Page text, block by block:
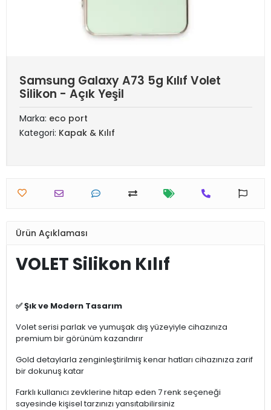
Samsung Galaxy A73 5g Kılıf Volet
Silikon - Açık Yeşil
Marka: eco port
Kategori: Kapak & Kılıf
Ürün Açıklaması
VOLET Silikon Kılıf
✅ Şık ve Modern Tasarım
Volet serisi parlak ve yumuşak dış yüzeyiyle cihazınıza
premium bir görünüm kazandırır
Gold detaylarla zenginleştirilmiş kenar hatları cihazınıza zarif
bir dokunuş katar
Farklı kullanıcı zevklerine hitap eden 7 renk seçeneği
sayesinde kişisel tarzınızı yansıtabilirsiniz